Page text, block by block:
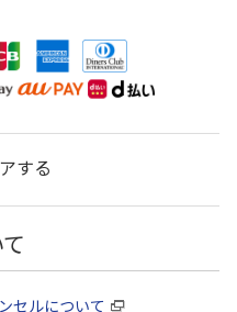
する
セルについて